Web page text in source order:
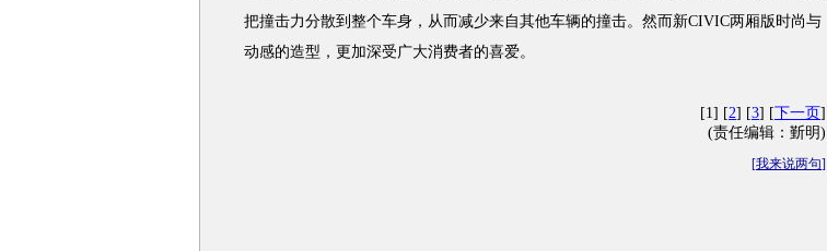
把撞击力分散到整个车身，从而减少来自其他车辆的撞击。然而新CIVIC两厢版时尚与
动感的造型，更加深受广大消费者的喜爱。
[1] [2] [3] [下一页]
(责任编辑：斳明)
[我来说两句]